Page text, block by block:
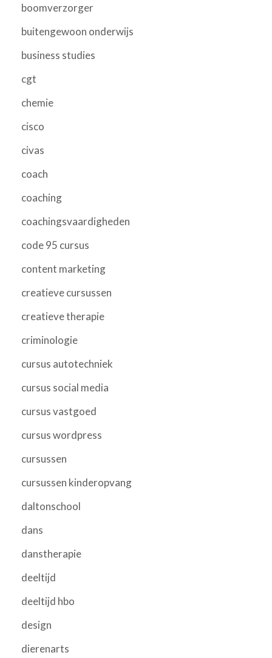
boomverzorger
buitengewoon onderwijs
business studies
cgt
chemie
cisco
civas
coach
coaching
coachingsvaardigheden
code 95 cursus
content marketing
creatieve cursussen
creatieve therapie
criminologie
cursus autotechniek
cursus social media
cursus vastgoed
cursus wordpress
cursussen
cursussen kinderopvang
daltonschool
dans
danstherapie
deeltijd
deeltijd hbo
design
dierenarts